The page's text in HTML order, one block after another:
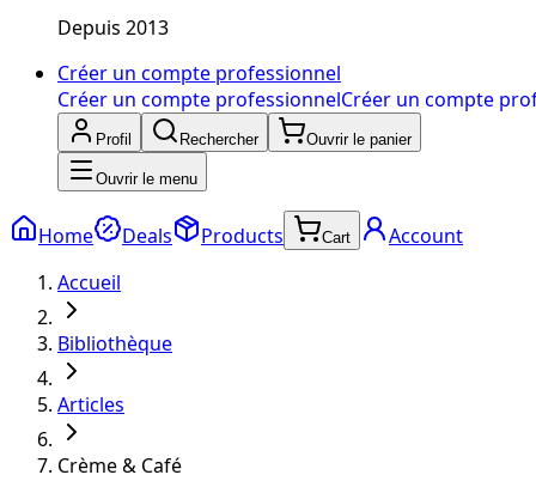
Depuis 2013
Créer un compte professionnel
Créer un compte professionnelCréer un compte
Profil Rechercher Ouvrir le panier
Ouvrir le menu
Home Deals Products Cart
Account
Accueil
Bibliothèque
Articles
Crème & Café